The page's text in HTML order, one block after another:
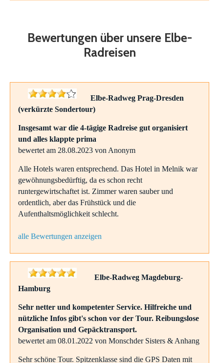
Bewertungen über unsere Elbe-
Radreisen
Elbe-Radweg Prag-Dresden
(verkürzte Sondertour)
Insgesamt war die 4-tägige Radreise gut organisiert
und alles klappte prima
bewertet am 28.08.2023 von Anonym
Alle Hotels waren entsprechend. Das Hotel in Melnik war
gewöhnungsbedürftig, da es schon recht
runtergewirtschaftet ist. Zimmer waren sauber und
ordentlich, aber das Frühstück und die
Aufenthaltsmöglichkeit schlecht.
alle Bewertungen anzeigen
Elbe-Radweg Magdeburg-
Hamburg
Sehr netter und kompetenter Service. Hilfreiche und
nützliche Infos gibt's schon vor der Tour. Reibungslose
Organisation und Gepäcktransport.
bewertet am 08.01.2022 von Monschder Sisters & Anhang
Sehr schöne Tour. Spitzenklasse sind die GPS Daten mit